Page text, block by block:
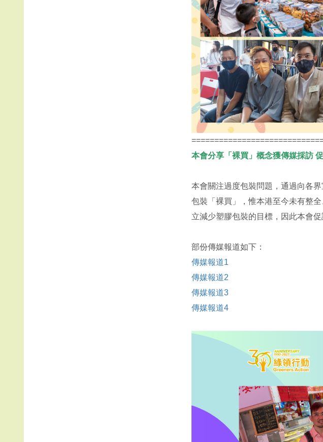
本會分享「裸買」概念獲傳媒採訪
本會關注過度包裝問題，通過向各
包裝「裸買」，惟本港至今未有整
立減少塑膠包裝的目標，因此本會
部份傳媒報道如下：
傳媒報道1
傳媒報道2
傳媒報道3
傳媒報道4